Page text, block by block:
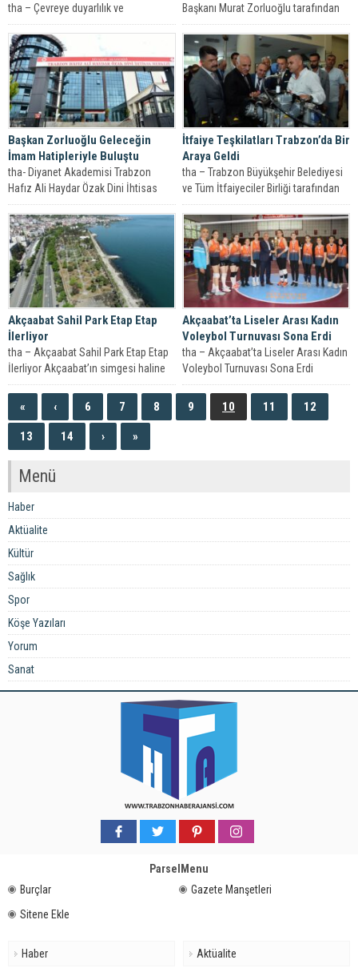
tha – Çevreye duyarlılık ve
sürdürülebilirlik anlayışıyla hareket
eden Çoruh Elektrik Dağıtım A.Ş.
(Çoruh EDAŞ)...
Başkanı Murat Zorluoğlu tarafından
Trabzon’da bir ilk olarak hayata
geçirilen Kadın...
Başkan Zorluoğlu Geleceğin
İmam Hatipleriyle Buluştu
tha- Diyanet Akademisi Trabzon
Hafız Ali Haydar Özak Dini İhtisas
Merkezi hizmete açıldı. Türkiye’nin
çeşitli...
İtfaiye Teşkilatları Trabzon’da Bir
Araya Geldi
tha – Trabzon Büyükşehir Belediyesi
ve Tüm İtfaiyeciler Birliği tarafından
“İtfaiye İstişare Toplantısı ve İtfaiye...
Akçaabat Sahil Park Etap Etap
İlerliyor
tha – Akçaabat Sahil Park Etap Etap
İlerliyor Akçaabat’ın simgesi haline
gelen Sahil Park yenileme...
Akçaabat’ta Liseler Arası Kadın
Voleybol Turnuvası Sona Erdi
tha – Akçaabat’ta Liseler Arası Kadın
Voleybol Turnuvası Sona Erdi
Akçaabat Belediyesi organizesinde
19 Mayıs...
« ‹ 6 7 8 9 10 11 12
13 14 › »
Menü
Haber
Aktüalite
Kültür
Sağlık
Spor
Köşe Yazıları
Yorum
Sanat
ParselMenu
Burçlar
Gazete Manşetleri
Sitene Ekle
Haber Aktüalite